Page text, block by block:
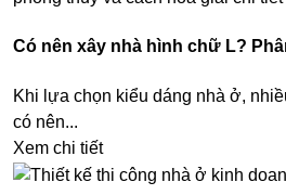
Có nên xây nhà hình chữ L?
Khi lựa chọn kiểu dáng nhà ở,
có nên...
Xem chi tiết